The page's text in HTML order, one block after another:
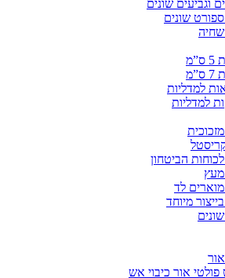
וגביעים שונים
ספורט שונים
שחיה
למדליות
למדליות
הביטחון
מעץ
מוארים לד
מיוחד
פולטי אור כיבוי אש